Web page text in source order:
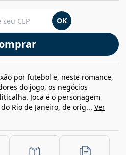
OK
por futebol e, neste romance,
do jogo, os negócios
Joca é o personagem
Rio de Janeiro, de orig... Ver